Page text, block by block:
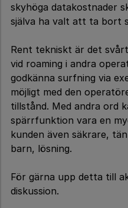
skyhöga datakostnader
själva ha valt att ta bort
Rent tekniskt är det
vid roaming i andra
godkänna surfning via
möjligt med den
tillstånd. Med andra ord
spärrfunktion vara en
kunden även säkrare,
barn, lösning.
För gärna upp detta till
diskussion.